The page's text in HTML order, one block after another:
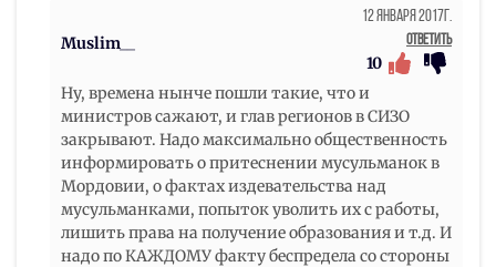
Muslim__
12 Января 2017г.
Ответить
10
Ну, времена нынче пошли такие, что и
министров сажают, и глав регионов в СИЗО
закрывают. Надо максимально общественность
информировать о притеснении мусульманок в
Мордовии, о фактах издевательства над
мусульманками, попыток уволить их с работы,
лишить права на получение образования и т.д. И
надо по КАЖДОМУ факту беспредела со стороны